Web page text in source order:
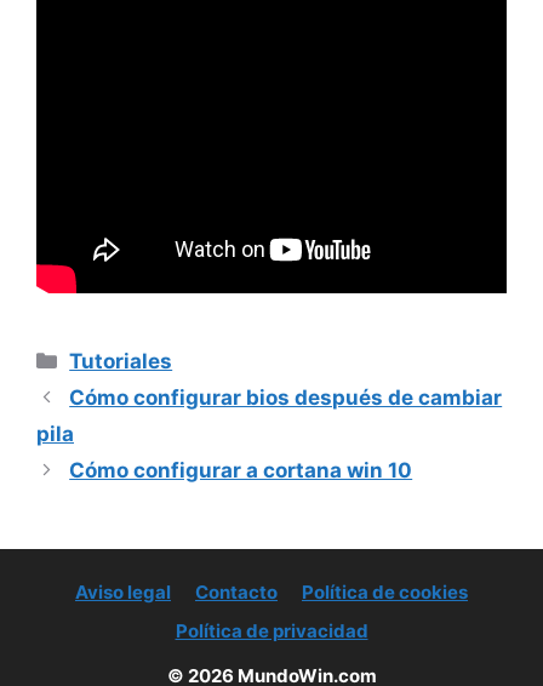
Categorías
Tutoriales
Cómo configurar bios después de cambiar
pila
Cómo configurar a cortana win 10
Aviso legal Contacto
Política de cookies
Política de privacidad
© 2026 MundoWin.com